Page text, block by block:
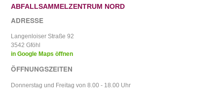
ABFALLSAMMELZENTRUM NORD
ADRESSE
Langenloiser Straße 92
3542 Gföhl
in Google Maps öffnen
ÖFFNUNGSZEITEN
Donnerstag und Freitag von 8.00 - 18.00 Uhr